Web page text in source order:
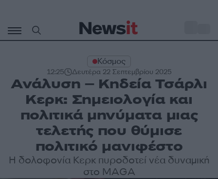
περιεχόμενο
Κόσμος
12:25 Δευτέρα 22 Σεπτεμβρίου 2025
Ανάλυση – Κηδεία Τσάρλι
Κερκ: Σημειολογία και
πολιτικά μηνύματα μιας
τελετής που θύμισε
πολιτικό μανιφέστο
Η δολοφονία Κερκ πυροδοτεί νέα δυναμική
στο MAGA